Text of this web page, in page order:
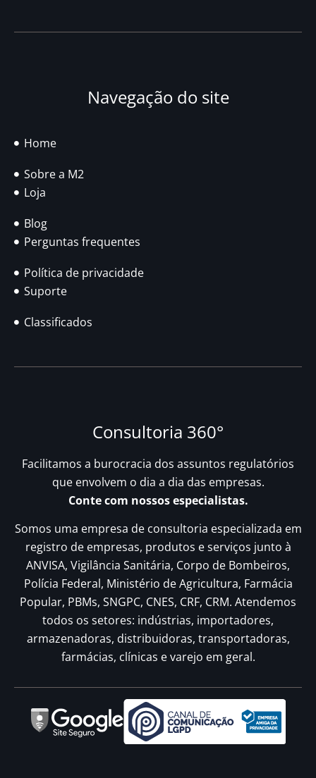
Navegação do site
Home
Sobre a M2
Loja
Blog
Perguntas frequentes
Política de privacidade
Suporte
Classificados
Consultoria 360°
Facilitamos a burocracia dos assuntos regulatórios
que envolvem o dia a dia das empresas.
Conte com nossos especialistas.
Somos uma empresa de consultoria especializada em
registro de empresas, produtos e serviços junto à
ANVISA, Vigilância Sanitária, Corpo de Bombeiros,
Polícia Federal, Ministério de Agricultura, Farmácia
Popular, PBMs, SNGPC, CNES, CRF, CRM. Atendemos
todos os setores: indústrias, importadores,
armazenadoras, distribuidoras, transportadoras,
farmácias, clínicas e varejo em geral.